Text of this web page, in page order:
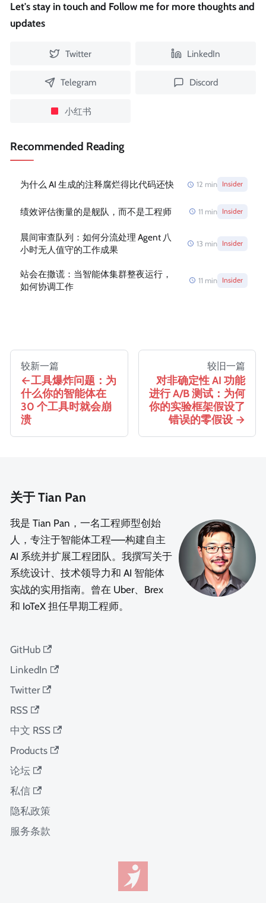
Let's stay in touch and Follow me for more thoughts and
updates
Twitter LinkedIn
Telegram Discord
小红书
Recommended Reading
为什么 AI 生成的注释腐烂得比代码还快 12 min Insider
绩效评估衡量的是舰队，而不是工程师 11 min Insider
晨间审查队列：如何分流处理 Agent 八
小时无人值守的工作成果
13 min Insider
站会在撒谎：当智能体集群整夜运行，
如何协调工作
11 min Insider
较新一篇
工具爆炸问题：为
什么你的智能体在
30 个工具时就会崩
溃
较旧一篇
对非确定性 AI 功能
进行 A/B 测试：为何
你的实验框架假设了
错误的零假设
关于 Tian Pan
我是 Tian Pan，一名工程师型创始
人，专注于智能体工程——构建自主
AI 系统并扩展工程团队。我撰写关于
系统设计、技术领导力和 AI 智能体
实战的实用指南。曾在 Uber、Brex
和 IoTeX 担任早期工程师。
GitHub
LinkedIn
Twitter
RSS
中文 RSS
Products
论坛
私信
隐私政策
服务条款